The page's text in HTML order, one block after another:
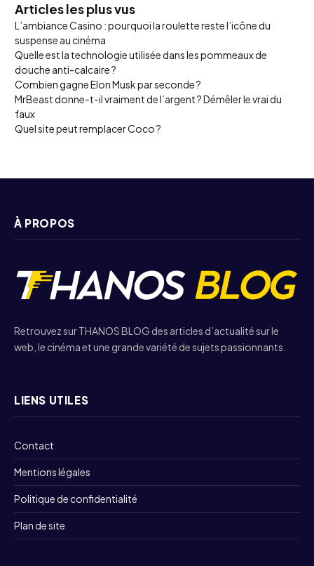
Articles les plus vus
L’ambiance Casino : pourquoi la roulette reste l’icône du
suspense au cinéma
Quelle est la technologie utilisée dans les pommeaux de
douche anti-calcaire ?
Combien gagne Elon Musk par seconde ?
MrBeast donne-t-il vraiment de l’argent ? Démêler le vrai du
faux
Quel site peut remplacer Coco ?
À PROPOS
Retrouvez sur THANOS BLOG des articles d’actualité sur le
web, le cinéma et une grande variété de sujets passionnants.
LIENS UTILES
Contact
Mentions légales
Politique de confidentialité
Plan de site